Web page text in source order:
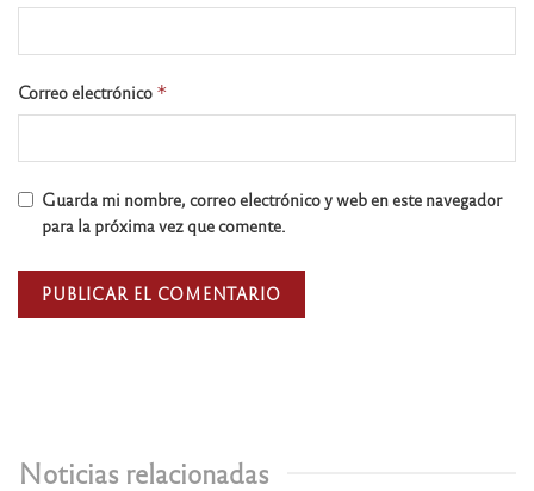
Noticias relacionadas
Correo electrónico *
Guarda mi nombre, correo electrónico y web en este navegador
para la próxima vez que comente.